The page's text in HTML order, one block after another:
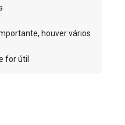
houver vários
for útil